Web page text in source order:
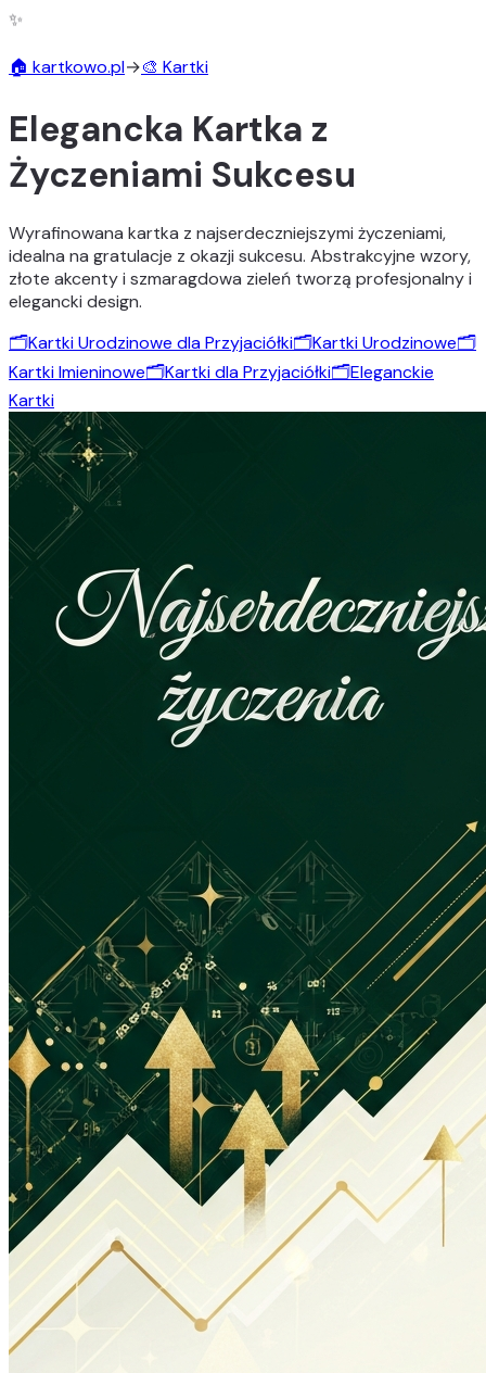
✨
🏠 kartkowo.pl→🎨 Kartki
Elegancka Kartka z
Życzeniami Sukcesu
Wyrafinowana kartka z najserdeczniejszymi życzeniami,
idealna na gratulacje z okazji sukcesu. Abstrakcyjne wzory,
złote akcenty i szmaragdowa zieleń tworzą profesjonalny i
elegancki design.
🗂️Kartki Urodzinowe dla Przyjaciółki🗂️Kartki Urodzinowe🗂️
Kartki Imieninowe🗂️Kartki dla Przyjaciółki🗂️Eleganckie
Kartki